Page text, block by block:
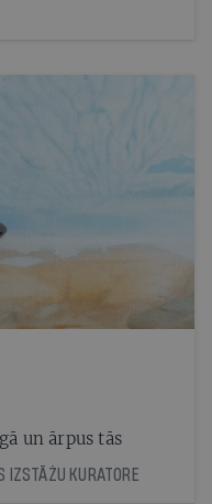
un ārpus tās
IZSTĀŽU KURATORE